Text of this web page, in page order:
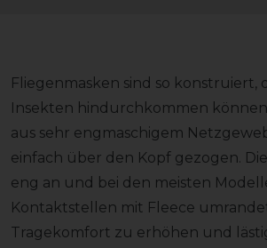
Fliegenmasken sind so konstruiert,
Insekten hindurchkommen
aus sehr engmaschigem
einfach über den Kopf gezogen.
eng an und bei den meisten
Kontaktstellen mit Fleece
Tragekomfort zu erhöhen und